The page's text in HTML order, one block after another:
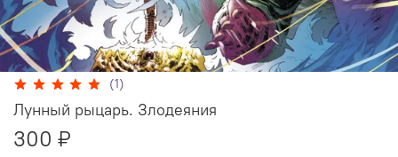
(1)
Лунный рыцарь. Злодеяния
300 ₽